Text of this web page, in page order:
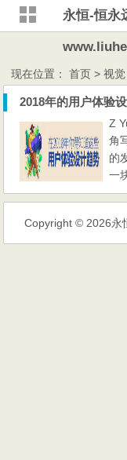
永恒-恒永
现在位置：首页 > 视
2018年的用户体验
Z
角
的
一
AR
挺
7
Copyright © 2026永